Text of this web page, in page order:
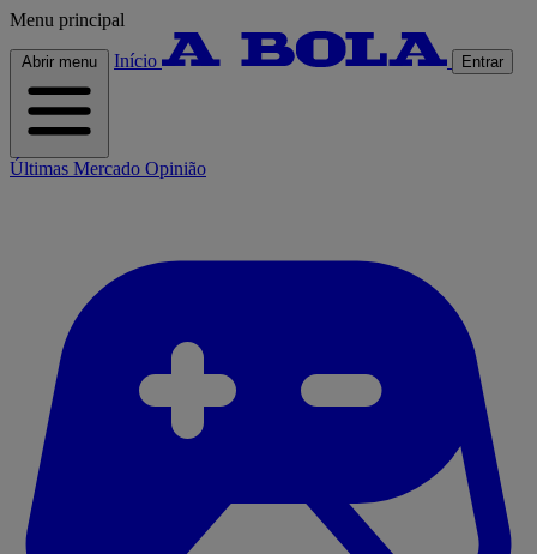
Menu principal
Abrir menu Início Entrar
Últimas Mercado Opinião